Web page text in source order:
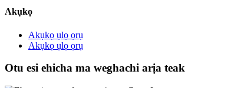
Akụkọ
Akụkọ ụlọ ọrụ
Akụkọ ụlọ ọrụ
Otu esi ehicha ma weghachi arịa teak